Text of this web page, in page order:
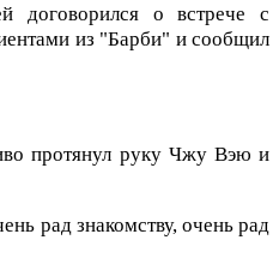
договорился о встрече с
из "Барби" и сообщил
протянул руку Чжу Вэю и
рад знакомству, очень рад